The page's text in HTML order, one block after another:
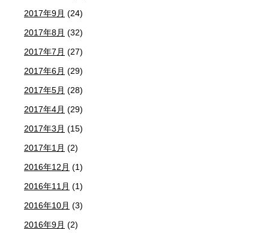
2017年9月 (24)
2017年8月 (32)
2017年7月 (27)
2017年6月 (29)
2017年5月 (28)
2017年4月 (29)
2017年3月 (15)
2017年1月 (2)
2016年12月 (1)
2016年11月 (1)
2016年10月 (3)
2016年9月 (2)